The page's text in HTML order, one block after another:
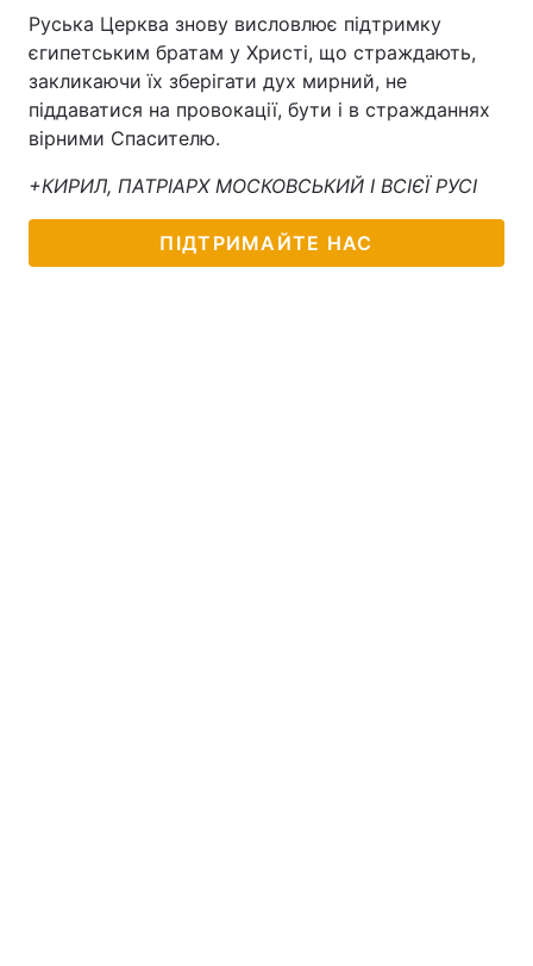
Руська Церква знову висловлює підтримку
єгипетським братам у Христі, що страждають,
закликаючи їх зберігати дух мирний, не
піддаватися на провокації, бути і в стражданнях
вірними Спасителю.
+КИРИЛ, ПАТРІАРХ МОСКОВСЬКИЙ І ВСІЄЇ РУСІ
ПІДТРИМАЙТЕ НАС